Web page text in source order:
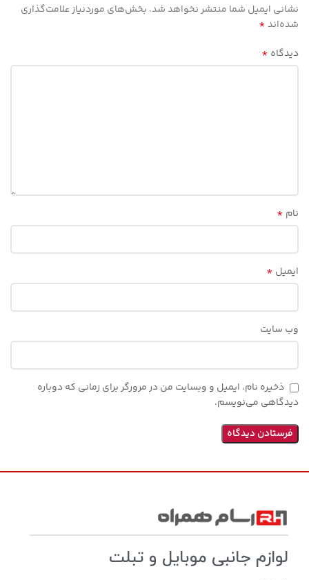
نشانی ایمیل شما منتشر نخواهد شد. بخش‌های موردنیاز علامت‌گذاری
شده‌اند*
دیدگاه *
نام *
ایمیل *
وب‌ سایت
ذخیره نام، ایمیل و وبسایت من در مرورگر برای زمانی که دوباره
دیدگاهی می‌نویسم.
لوازم جانبی موبایل و تبلت